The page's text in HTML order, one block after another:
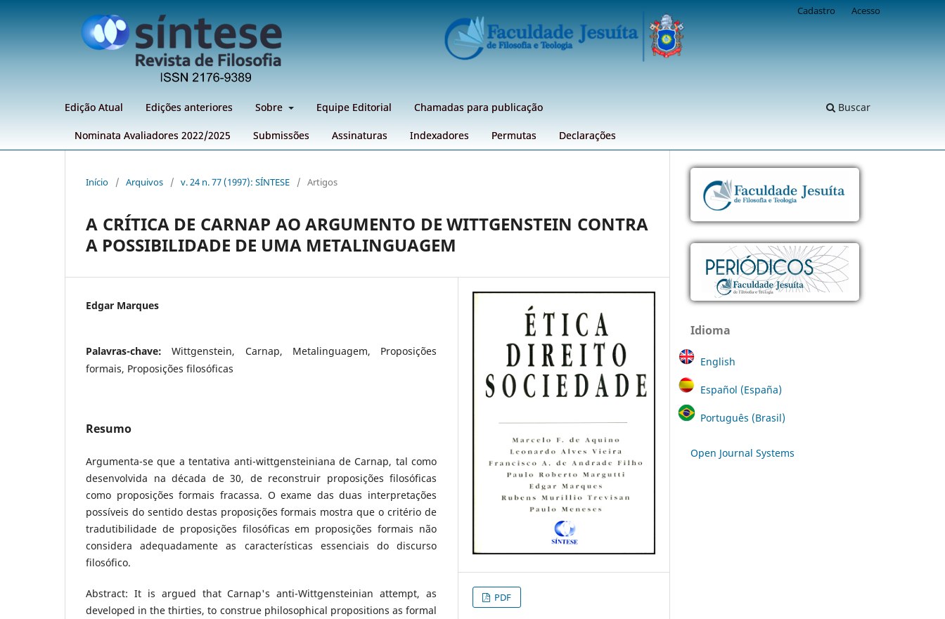
Edição Atual Edições anteriores Sobre Equipe Editorial Chamadas para publicação
Nominata Avaliadores 2022/2025 Submissões Assinaturas Indexadores Permutas Declarações
Buscar
Cadastro Acesso
Início / Arquivos / v. 24 n. 77 (1997): SÍNTESE / Artigos
A CRÍTICA DE CARNAP AO ARGUMENTO DE WITTGENSTEIN CONTRA
A POSSIBILIDADE DE UMA METALINGUAGEM
Edgar Marques
Palavras-chave:Wittgenstein, Carnap, Metalinguagem, Proposições
formais, Proposições filosóficas
Resumo
Argumenta-se que a tentativa anti-wittgensteiniana de Carnap, tal como
desenvolvida na década de 30, de reconstruir proposições filosóficas
como proposições formais fracassa. O exame das duas interpretações
possíveis do sentido destas proposições formais mostra que o critério de
tradutibilidade de proposições filosóficas em proposições formais não
considera adequadamente as características essenciais do discurso
filosófico.
Abstract: It is argued that Carnap's anti-Wittgensteinian attempt, as
developed in the thirties, to construe philosophical propositions as formal
PDF
Idioma
English
Español (España)
Português (Brasil)
Open Journal Systems